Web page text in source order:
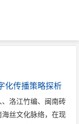
化传播策略探析
洛江竹编、闽南砖
丝文化脉络，在现